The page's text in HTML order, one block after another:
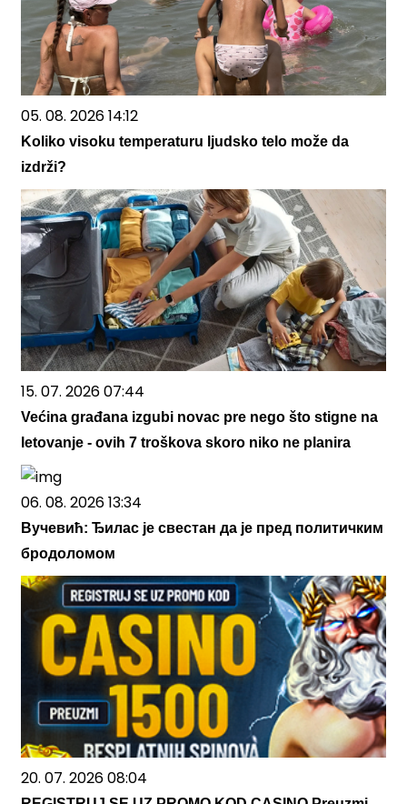
05. 08. 2026 14:12
Koliko visoku temperaturu ljudsko telo može da
izdrži?
15. 07. 2026 07:44
Većina građana izgubi novac pre nego što stigne na
letovanje - ovih 7 troškova skoro niko ne planira
06. 08. 2026 13:34
Вучевић: Ђилас је свестан да је пред политичким
бродоломом
20. 07. 2026 08:04